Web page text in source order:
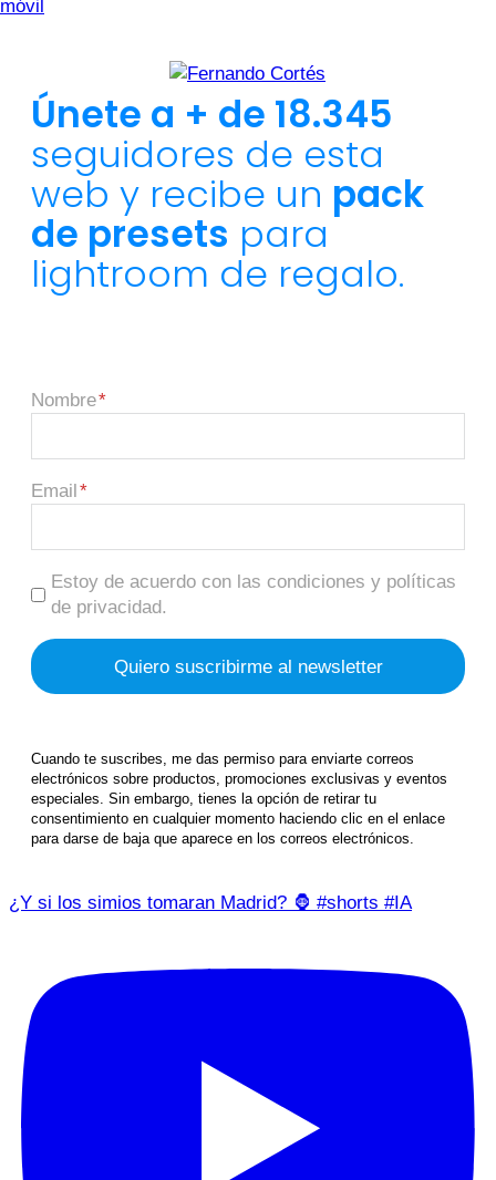
móvil
Únete a + de 18.345
seguidores de esta
web y recibe un pack
de presets para
lightroom de regalo.
Nombre
Email
Estoy de acuerdo con las condiciones y políticas
de privacidad.
Cuando te suscribes, me das permiso para enviarte correos
electrónicos sobre productos, promociones exclusivas y eventos
especiales. Sin embargo, tienes la opción de retirar tu
consentimiento en cualquier momento haciendo clic en el enlace
para darse de baja que aparece en los correos electrónicos.
¿Y si los simios tomaran Madrid? 🦍 #shorts #IA